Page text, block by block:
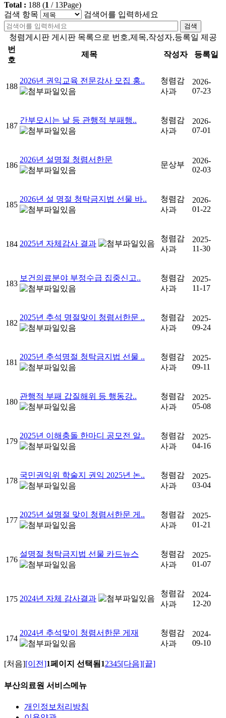
Total : 188 (1 / 13Page)
검색 항목
검색어를 입력하세요
검색
청렴게시판 게시판 목록으로 번호,제목,작성자,등록일 제공
번
호
제목 작성자 등록일
188
2026년 권익교육 전문강사 모집 홍..
청렴감
사과
2026-
07-23
187
간부모시는 날 등 관행적 부패행..
청렴감
사과
2026-
07-01
186
2026년 설명절 청렴서한문
문상부
2026-
02-03
185
2026년 설 명절 청탁금지법 선물 바..
청렴감
사과
2026-
01-22
184 2025년 자체감사 결과
청렴감
사과
2025-
11-30
183
보건의료분야 부정수급 집중신고..
청렴감
사과
2025-
11-17
182
2025년 추석 명절맞이 청렴서한문 ..
청렴감
사과
2025-
09-24
181
2025년 추석명절 청탁금지법 선물 ..
청렴감
사과
2025-
09-11
180
관행적 부패 갑질해위 등 행동강..
청렴감
사과
2025-
05-08
179
2025년 이해충돌 한마디 공모전 알..
청렴감
사과
2025-
04-16
178
국민권익위 학술지 권익 2025년 논..
청렴감
사과
2025-
03-04
177
2025년 설명절 맞이 청렴서한문 게..
청렴감
사과
2025-
01-21
176
설명절 청탁금지법 선물 카드뉴스
청렴감
사과
2025-
01-07
175 2024년 자체 감사결과
청렴감
사과
2024-
12-20
174
2024년 추석맞이 청렴서한문 게재
청렴감
사과
2024-
09-10
[처음] [이전]1페이지 선택됨 12345[다음] [끝]
부산의료원 서비스메뉴
개인정보처리방침